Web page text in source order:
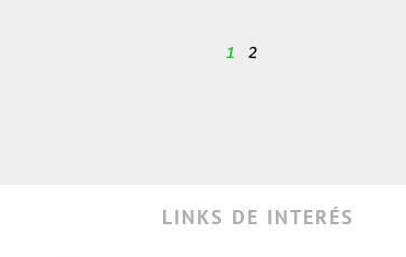
1 2
LINKS DE INTERÉS